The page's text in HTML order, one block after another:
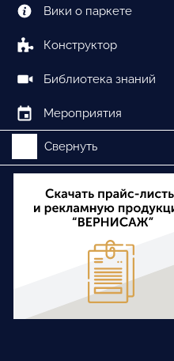
Вики о паркете
Конструктор
Библиотека знаний
Мероприятия
Свернуть